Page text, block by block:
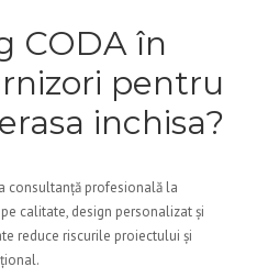
CODA în
pentru
inchisa?
consultanță profesională la
calitate, design personalizat și
reduce riscurile proiectului și